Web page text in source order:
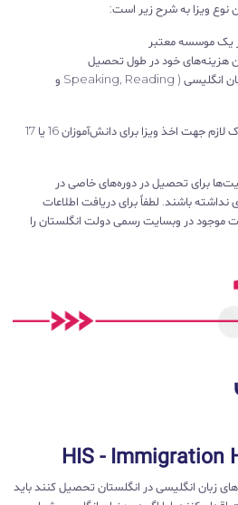
نوع ویزا به شرح زیر است:
یک موسسه معتبر
هزینه‌های خود در طول تحصیل
سطح دانش مورد نیاز در زبان انگلیسی ( Speaking, Reading و
توجه داشته باشید که یکی از مدارک لازم جهت اخذ ویزا برای دانش‌آموزان 16 یا 17
برای تحصیل در دوره‌های خاصی در
نداشته باشند. لطفاً برای دریافت اطلاعات
موجود در وبسایت رسمی دولت انگلستان را
HIS - Immigration
زبان انگلیسی در انگلستان تحصیل کنند باید